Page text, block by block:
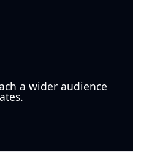
a wider audience